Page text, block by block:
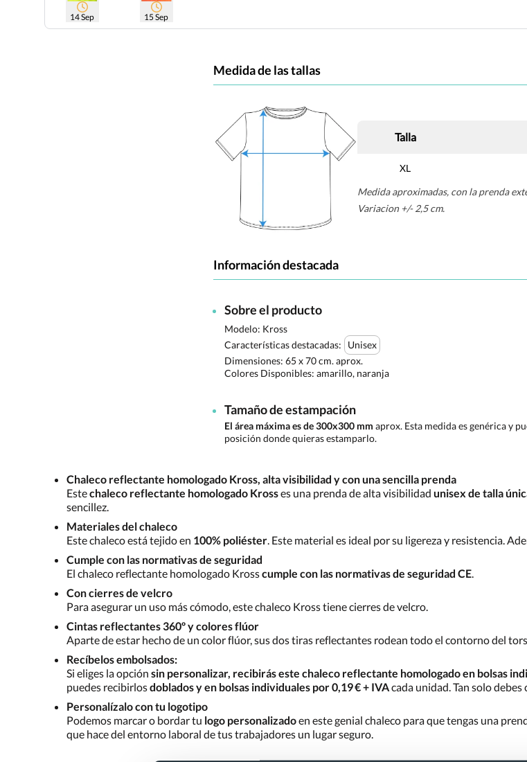
14 Sep 15 Sep
Medida de las tallas
Talla
XL
Medida aproximadas, con la prenda
Variacion +/- 2,5 cm.
Información destacada
Sobre el producto
Modelo: Kross
Características destacadas:
Unisex
Dimensiones: 65 x 70 cm. aprox.
Colores Disponibles: amarillo, naranja
Tamaño de estampación
El área máxima es de 300x300 mm aprox. Esta medida es genérica y
posición donde quieras estamparlo.
Chaleco reflectante homologado Kross, alta visibilidad y con una sencilla prenda
Estechaleco reflectante homologado Krosses una prenda de alta visibilidad unisex de talla
sencillez.
Materiales del chaleco
Este chaleco está tejido en 100% poliéster. Este material es ideal por su ligereza y resistencia.
Cumple con las normativas de seguridad
El chaleco reflectante homologado Krosscumple con las normativas de seguridad CE.
Con cierres de velcro
Para asegurar un uso más cómodo, este chaleco Kross tiene cierres de velcro.
Cintas reflectantes 360º y colores flúor
Aparte de estar hecho de un color flúor, sus dos tiras reflectantes rodean todo el contorno del
Recíbelos embolsados:
Si eliges la opción sin personalizar, recibirás este chaleco reflectante homologado en bolsas
puedes recibirlosdoblados y en bolsas individuales por 0,19 € + IVAcada unidad. Tan solo
Personalízalo con tu logotipo
Podemos marcar o bordar tu logo personalizadoen este genial chaleco para que tengas una
que hace del entorno laboral de tus trabajadores un lugar seguro.